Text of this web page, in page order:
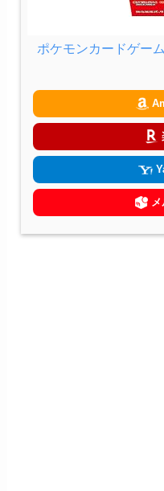
ポケモンカードゲー